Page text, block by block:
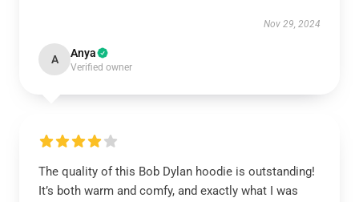
Nov 29, 2024
A Anya
Verified owner
The quality of this Bob Dylan hoodie is outstanding!
It’s both warm and comfy, and exactly what I was